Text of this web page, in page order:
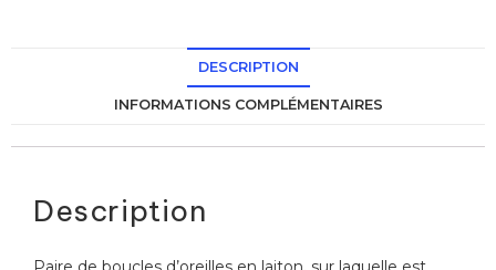
DESCRIPTION
INFORMATIONS COMPLÉMENTAIRES
Description